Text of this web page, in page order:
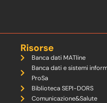
Risorse
Banca dati MATline
Banca dati e sistemi
ProSa
Biblioteca SEPI-DORS
Comunicazione&Salute